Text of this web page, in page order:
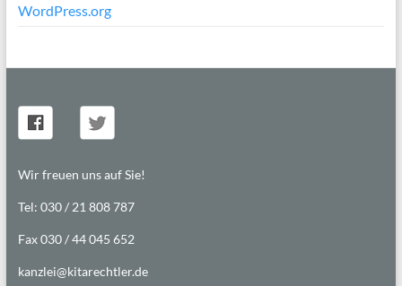
WordPress.org
Wir freuen uns auf Sie!
Tel: 030 / 21 808 787
Fax 030 / 44 045 652
kanzlei@kitarechtler.de